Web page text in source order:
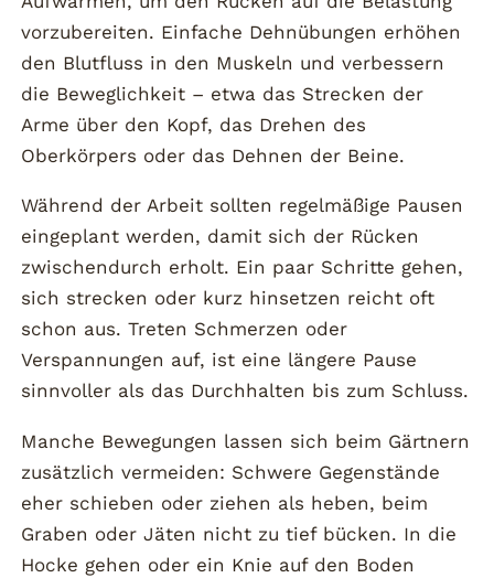
vorzubereiten. Einfache Dehnübungen erhöhen
den Blutfluss in den Muskeln und verbessern
die Beweglichkeit – etwa das Strecken der
Arme über den Kopf, das Drehen des
Oberkörpers oder das Dehnen der Beine.
Während der Arbeit sollten regelmäßige Pausen
eingeplant werden, damit sich der Rücken
zwischendurch erholt. Ein paar Schritte gehen,
sich strecken oder kurz hinsetzen reicht oft
schon aus. Treten Schmerzen oder
Verspannungen auf, ist eine längere Pause
sinnvoller als das Durchhalten bis zum Schluss.
Manche Bewegungen lassen sich beim Gärtnern
zusätzlich vermeiden: Schwere Gegenstände
eher schieben oder ziehen als heben, beim
Graben oder Jäten nicht zu tief bücken. In die
Hocke gehen oder ein Knie auf den Boden